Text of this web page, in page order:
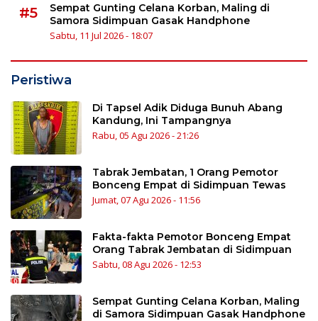
#5
Sempat Gunting Celana Korban, Maling di
Samora Sidimpuan Gasak Handphone
Sabtu, 11 Jul 2026 - 18:07
Peristiwa
Di Tapsel Adik Diduga Bunuh Abang
Kandung, Ini Tampangnya
Rabu, 05 Agu 2026 - 21:26
Tabrak Jembatan, 1 Orang Pemotor
Bonceng Empat di Sidimpuan Tewas
Jumat, 07 Agu 2026 - 11:56
Fakta-fakta Pemotor Bonceng Empat
Orang Tabrak Jembatan di Sidimpuan
Sabtu, 08 Agu 2026 - 12:53
Sempat Gunting Celana Korban, Maling
di Samora Sidimpuan Gasak Handphone